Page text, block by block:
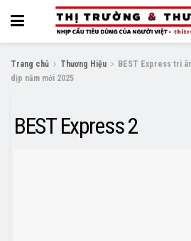
Trang chủ Thương Hiệu
BEST Express tri
dịp năm mới 2025
BEST Express 2